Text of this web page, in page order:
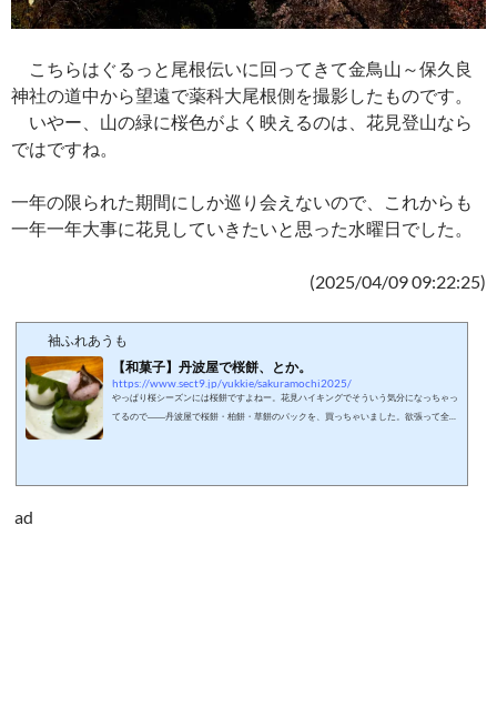
こちらはぐるっと尾根伝いに回ってきて金鳥山～保久良
神社の道中から望遠で薬科大尾根側を撮影したものです。
いやー、山の緑に桜色がよく映えるのは、花見登山なら
ではですね。
一年の限られた期間にしか巡り会えないので、これからも
一年一年大事に花見していきたいと思った水曜日でした。
(2025/04/09 09:22:25)
袖ふれあうも
【和菓子】丹波屋で桜餅、とか。
https://www.sect9.jp/yukkie/sakuramochi2025/
やっぱり桜シーズンには桜餅ですよねー。花見ハイキングでそういう気分になっちゃっ
てるので――丹波屋で桜餅・柏餅・草餅のパックを、買っちゃいました。欲張って全三
ad